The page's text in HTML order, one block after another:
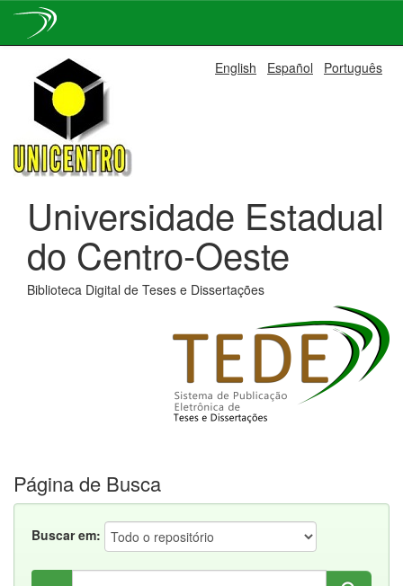
navigation
English Español Português
Universidade Estadual
do Centro-Oeste
Biblioteca Digital de Teses e Dissertações
Página de Busca
Buscar em: